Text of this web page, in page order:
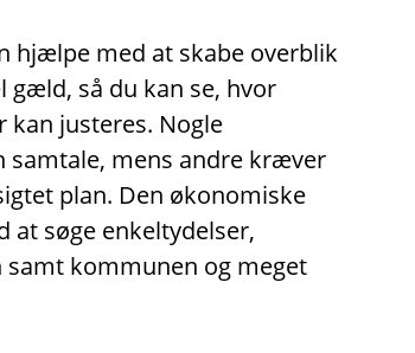
hjælpe med at skabe overblik
gæld, så du kan se, hvor
kan justeres. Nogle
samtale, mens andre kræver
plan. Den økonomiske
at søge enkeltydelser,
kommunen og meget